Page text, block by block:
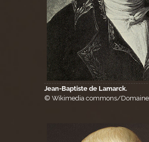
Jean-Baptiste de Lamarck.
© Wikimedia commons/